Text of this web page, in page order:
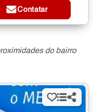
Contatar
do bairro